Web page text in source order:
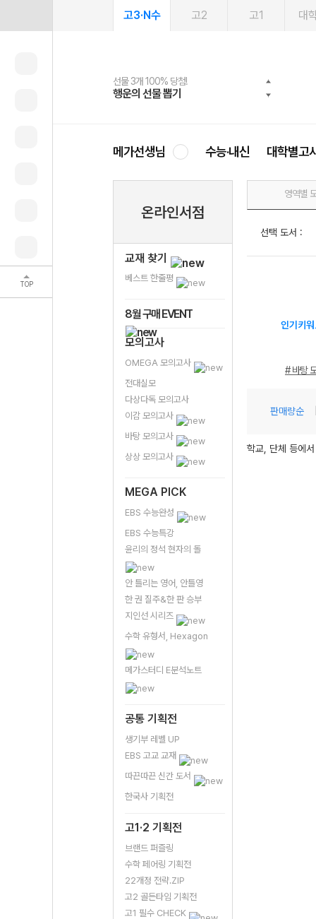
TOP
고3·N수 고2 고1 대
선물 3개 100% 당첨!
행운의 선물 뽑기
선물 100% 증정!
메가스터디 X 올리브
여름방학 스터디 캐시백
메가런 썸머스쿨
2027 러셀 단과
강사 공개선발
스마트러닝앱
설문 EVENT
메가패스
3일 무료 체험권
메가패스 수강생 무료혜택!
메가클럽 멤버십
사회공헌 캠페인
희망이룸 메가나눔
메가선생님 수능·내신 대학별고
온라인서점
교재 찾기
베스트 한줄평
8월 구매 EVENT
모의고사
OMEGA 모의고사
전대실모
다상다독 모의고사
이감 모의고사
바탕 모의고사
상상 모의고사
MEGA PICK
EBS 수능완성
EBS 수능특강
윤리의 정석 현자의 돌
안 틀리는 영어, 안틀영
한 권 질주&한 판 승부
지인선 시리즈
수학 유형서, Hexagon
메가스터디 E분석노트
공통 기획전
생기부 레벨 UP
EBS 고교 교재
따끈따끈 신간 도서
한국사 기획전
고1·2 기획전
브랜드 퍼즐링
수학 페어링 기획전
22개정 전략.ZIP
고2 골든타임 기획전
고1 필수 CHECK
영역별
선택 도서 :
인기키
# 바탕
판매량순
학교, 단체 등에